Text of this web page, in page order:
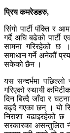
प्रिय कमरेडहरु,
सिंगो पार्टी पंक्ति र
गर्दै अघि बढेको
सामना गरिरहेको छ
समाधान गर्ने अनेकौं
सकेको छैन ।
यस सन्दर्भमा
गरिएको स्थायी
दिन बित्दै जाँदा र
बढ्दै गएका छन् । यो
निराशा बढाइरहेको
सरकारका असन्तुलित